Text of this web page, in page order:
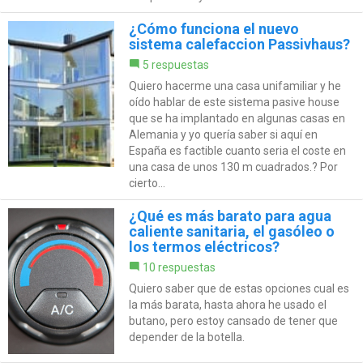
¿Cómo funciona el nuevo
sistema calefaccion Passivhaus?
5 respuestas
Quiero hacerme una casa unifamiliar y he
oído hablar de este sistema pasive house
que se ha implantado en algunas casas en
Alemania y yo quería saber si aquí en
España es factible cuanto seria el coste en
una casa de unos 130 m cuadrados.? Por
cierto...
¿Qué es más barato para agua
caliente sanitaria, el gasóleo o
los termos eléctricos?
10 respuestas
Quiero saber que de estas opciones cual es
la más barata, hasta ahora he usado el
butano, pero estoy cansado de tener que
depender de la botella.